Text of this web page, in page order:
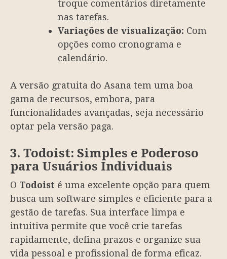
troque comentários diretamente
nas tarefas.
Variações de visualização: Com
opções como cronograma e
calendário.
A versão gratuita do Asana tem uma boa
gama de recursos, embora, para
funcionalidades avançadas, seja necessário
optar pela versão paga.
3. Todoist: Simples e Poderoso
para Usuários Individuais
O Todoist é uma excelente opção para quem
busca um software simples e eficiente para a
gestão de tarefas. Sua interface limpa e
intuitiva permite que você crie tarefas
rapidamente, defina prazos e organize sua
vida pessoal e profissional de forma eficaz.